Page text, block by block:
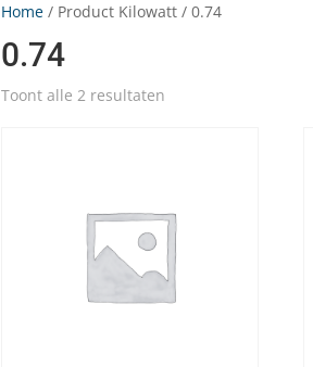
Home / Product Kilowatt / 0.74
0.74
Toont alle 2 resultaten